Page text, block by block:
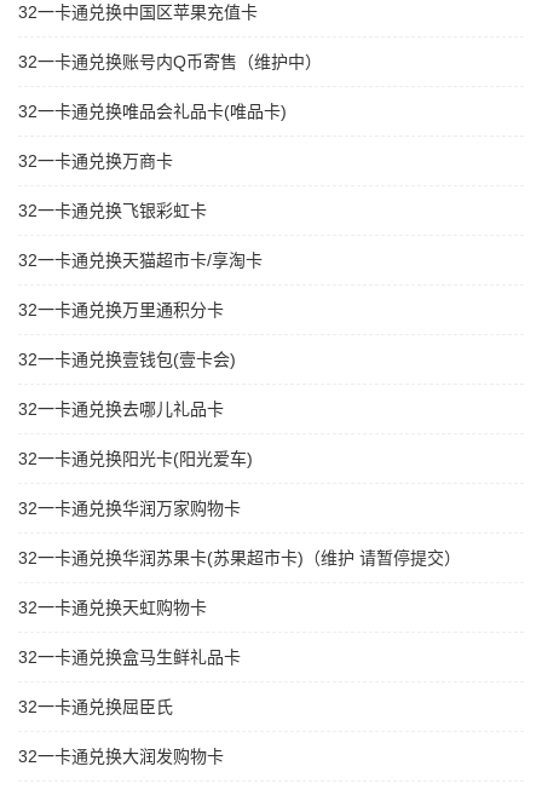
32一卡通兑换中国区苹果充值卡
32一卡通兑换账号内Q币寄售（维护中）
32一卡通兑换唯品会礼品卡(唯品卡)
32一卡通兑换万商卡
32一卡通兑换飞银彩虹卡
32一卡通兑换天猫超市卡/享淘卡
32一卡通兑换万里通积分卡
32一卡通兑换壹钱包(壹卡会)
32一卡通兑换去哪儿礼品卡
32一卡通兑换阳光卡(阳光爱车)
32一卡通兑换华润万家购物卡
32一卡通兑换华润苏果卡(苏果超市卡)（维护 请暂停提交）
32一卡通兑换天虹购物卡
32一卡通兑换盒马生鲜礼品卡
32一卡通兑换屈臣氏
32一卡通兑换大润发购物卡